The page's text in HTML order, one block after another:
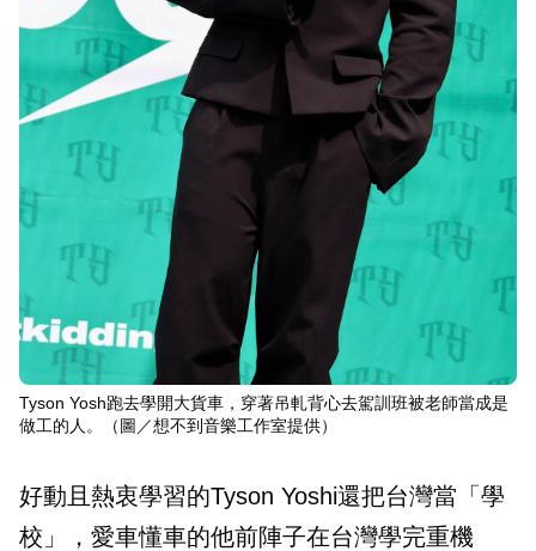
Tyson Yosh跑去學開大貨車，穿著吊軋背心去駕訓班被老師當成是
做工的人。（圖／想不到音樂工作室提供）
好動且熱衷學習的Tyson Yoshi還把台灣當「學
校」，愛車懂車的他前陣子在台灣學完重機